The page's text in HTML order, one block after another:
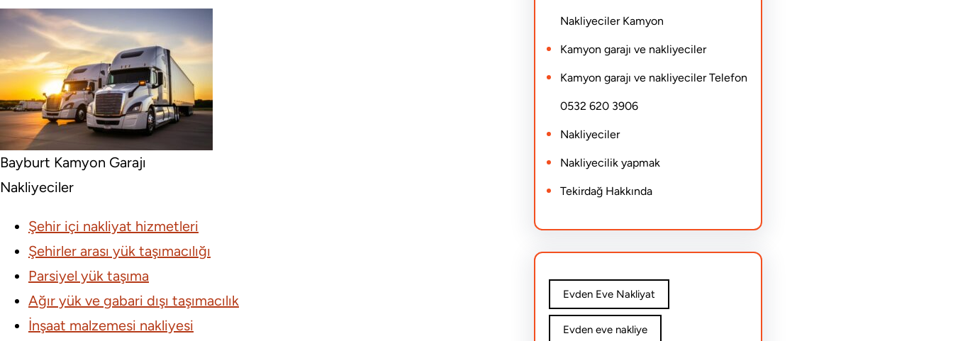
Bayburt Kamyon Garajı
Nakliyeciler
Şehir içi nakliyat hizmetleri
Şehirler arası yük taşımacılığı
Parsiyel yük taşıma
Ağır yük ve gabari dışı taşımacılık
İnşaat malzemesi nakliyesi
Nakliyeciler Kamyon
Kamyon garajı ve nakliyeciler
Kamyon garajı ve nakliyeciler Telefon
0532 620 3906
Nakliyeciler
Nakliyecilik yapmak
Tekirdağ Hakkında
Evden Eve Nakliyat
Evden eve nakliye